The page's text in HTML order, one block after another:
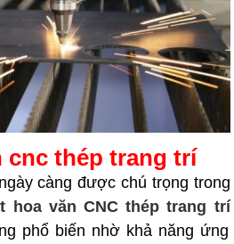
cnc thép trang trí
càng được chú trọng trong
hoa văn CNC thép trang trí
phổ biến nhờ khả năng ứng